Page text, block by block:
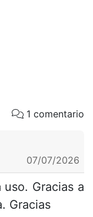
1 comentario
07/07/2026
Gracias a
Gracias